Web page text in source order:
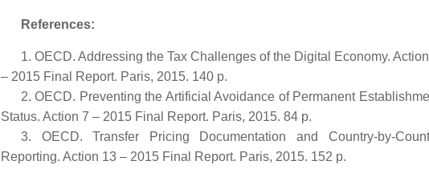
References:
1. OECD. Addressing the Tax Challenges of the Digital Economy.
– 2015 Final Report. Paris, 2015. 140 p.
2. OECD. Preventing the Artificial Avoidance of Permanent
Status. Action 7 – 2015 Final Report. Paris, 2015. 84 p.
3. OECD. Transfer Pricing Documentation and Country-by-
Reporting. Action 13 – 2015 Final Report. Paris, 2015. 152 p.